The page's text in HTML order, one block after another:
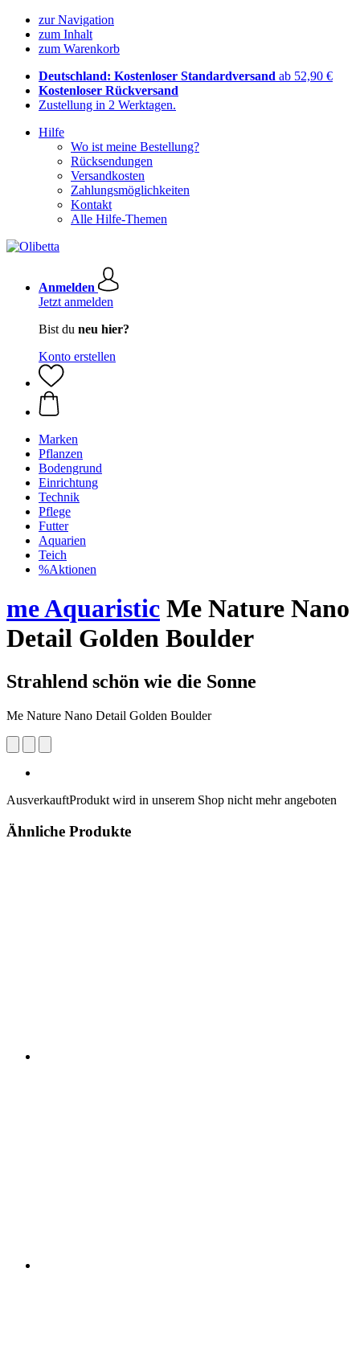
zur Navigation
zum Inhalt
zum Warenkorb
Deutschland: Kostenloser Standardversand ab 52,90 €
Kostenloser Rückversand
Zustellung in 2 Werktagen.
Hilfe
Wo ist meine Bestellung?
Rücksendungen
Versandkosten
Zahlungsmöglichkeiten
Kontakt
Alle Hilfe-Themen
Anmelden
Jetzt anmelden
Bist du neu hier?
Konto erstellen
Marken
Pflanzen
Bodengrund
Einrichtung
Technik
Pflege
Futter
Aquarien
Teich
%Aktionen
me Aquaristic Me Nature Nano
Detail Golden Boulder
Strahlend schön wie die Sonne
Me Nature Nano Detail Golden Boulder
AusverkauftProdukt wird in unserem Shop nicht mehr angeboten
Ähnliche Produkte